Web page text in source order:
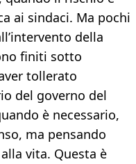
ai sindaci. Ma pochi
della
finiti sotto
tollerato
del governo del
è necessario,
ma pensando
vita. Questa è